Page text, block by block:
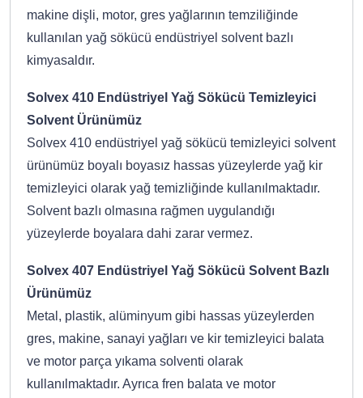
makine dişli, motor, gres yağlarının temziliğinde
kullanılan yağ sökücü endüstriyel solvent bazlı
kimyasaldır.
Solvex 410 Endüstriyel Yağ Sökücü Temizleyici
Solvent Ürünümüz
Solvex 410 endüstriyel yağ sökücü temizleyici solvent
ürünümüz boyalı boyasız hassas yüzeylerde yağ kir
temizleyici olarak yağ temizliğinde kullanılmaktadır.
Solvent bazlı olmasına rağmen uygulandığı
yüzeylerde boyalara dahi zarar vermez.
Solvex 407 Endüstriyel Yağ Sökücü Solvent Bazlı
Ürünümüz
Metal, plastik, alüminyum gibi hassas yüzeylerden
gres, makine, sanayi yağları ve kir temizleyici balata
ve motor parça yıkama solventi olarak
kullanılmaktadır. Ayrıca fren balata ve motor